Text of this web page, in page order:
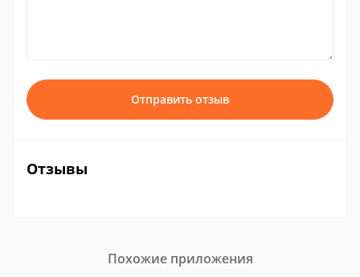
Отправить отзыв
Отзывы
Похожие приложения